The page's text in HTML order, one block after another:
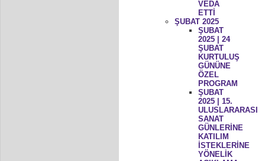
VEDA
ETTİ
ŞUBAT 2025
ŞUBAT
2025 | 24
ŞUBAT
KURTULUŞ
GÜNÜNE
ÖZEL
PROGRAM
ŞUBAT
2025 | 15.
ULUSLARARASI
SANAT
GÜNLERİNE
KATILIM
İSTEKLERİNE
YÖNELİK